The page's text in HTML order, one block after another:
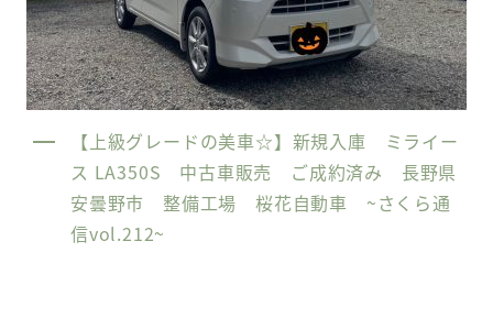
【上級グレードの美車☆】新規入庫 ミライー
ス LA350S 中古車販売 ご成約済み 長野県
安曇野市 整備工場 桜花自動車 ~さくら通
信vol.212~